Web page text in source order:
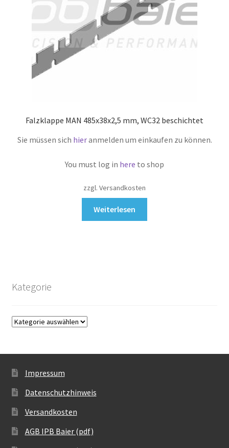
Falzklappe MAN 485x38x2,5 mm, WC32 beschichtet
Sie müssen sich hieranmelden um einkaufen zu können.
You must log in here to shop
zzgl. Versandkosten
Weiterlesen
Kategorie
Impressum
Datenschutzhinweis
Versandkosten
AGB IPB Baier (pdf)